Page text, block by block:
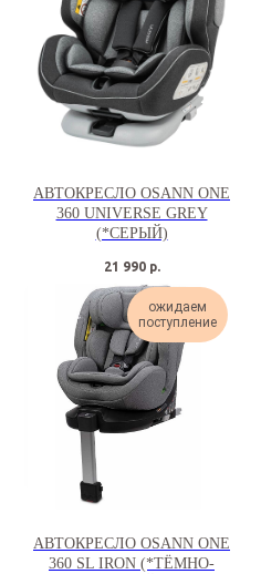
АВТОКРЕСЛО OSANN ONE
360 UNIVERSE GREY
(*СЕРЫЙ)
21 990 р.
ожидаем
поступление
АВТОКРЕСЛО OSANN ONE
360 SL IRON (*ТЁМНО-